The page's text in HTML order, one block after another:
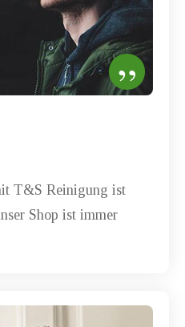
T&S Reinigung ist
Shop ist immer
”